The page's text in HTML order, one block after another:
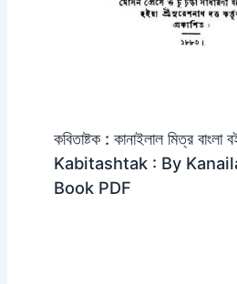
কবিতাষ্টক : কানাইলাল মিত্র বাংলা
Kabitashtak : By
Book PDF